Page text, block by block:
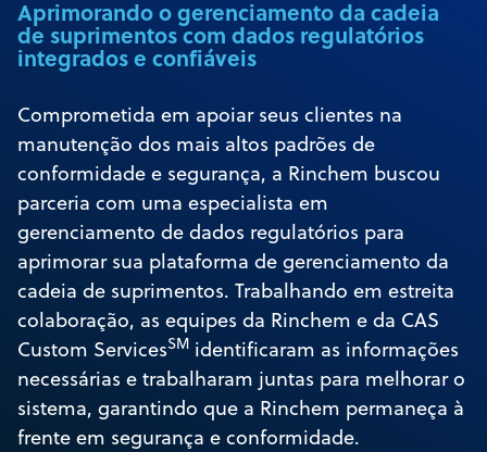
Aprimorando o gerenciamento da cadeia
de suprimentos com dados regulatórios
integrados e confiáveis
Comprometida em apoiar seus clientes na
manutenção dos mais altos padrões de
conformidade e segurança, a Rinchem buscou
parceria com uma especialista em
gerenciamento de dados regulatórios para
aprimorar sua plataforma de gerenciamento da
cadeia de suprimentos. Trabalhando em estreita
colaboração, as equipes da Rinchem e da CAS
Custom ServicesSM identificaram as informações
necessárias e trabalharam juntas para melhorar o
sistema, garantindo que a Rinchem permaneça à
frente em segurança e conformidade.